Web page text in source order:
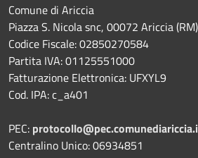
Comune di Ariccia
Piazza S. Nicola snc, 00072 Ariccia
Codice Fiscale: 02850270584
Partita IVA: 01125551000
Fatturazione Elettronica: UFXYL9
Cod. IPA: c_a401
PEC:
Centralino Unico: 06934851